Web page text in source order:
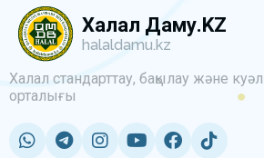
Халал Даму.KZ
halaldamu.kz
Халал стандарттау, бақылау және
орталығы